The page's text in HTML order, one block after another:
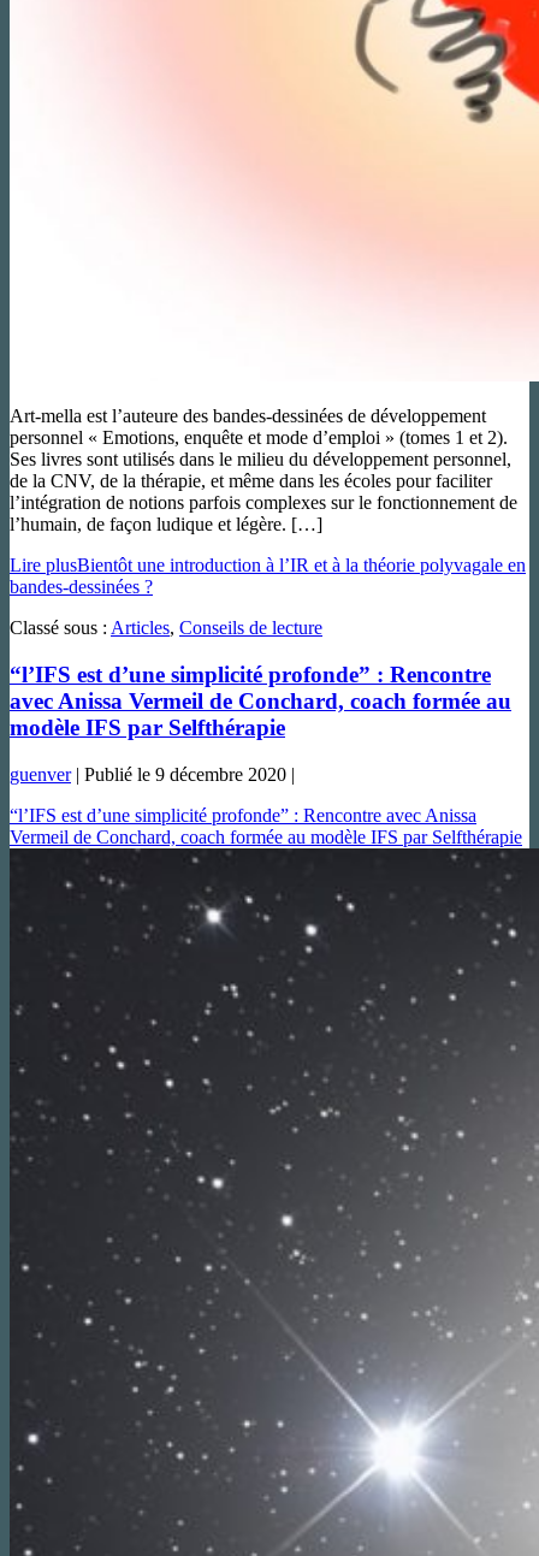
Art-mella est l’auteure des bandes-dessinées de développement
personnel « Emotions, enquête et mode d’emploi » (tomes 1 et 2).
Ses livres sont utilisés dans le milieu du développement personnel,
de la CNV, de la thérapie, et même dans les écoles pour faciliter
l’intégration de notions parfois complexes sur le fonctionnement de
l’humain, de façon ludique et légère. […]
Lire plusBientôt une introduction à l’IR et à la théorie polyvagale en
bandes-dessinées ?
Classé sous : Articles, Conseils de lecture
“l’IFS est d’une simplicité profonde” : Rencontre
avec Anissa Vermeil de Conchard, coach formée au
modèle IFS par Selfthérapie
guenver| Publié le 9 décembre 2020 |
“l’IFS est d’une simplicité profonde” : Rencontre avec Anissa
Vermeil de Conchard, coach formée au modèle IFS par Selfthérapie